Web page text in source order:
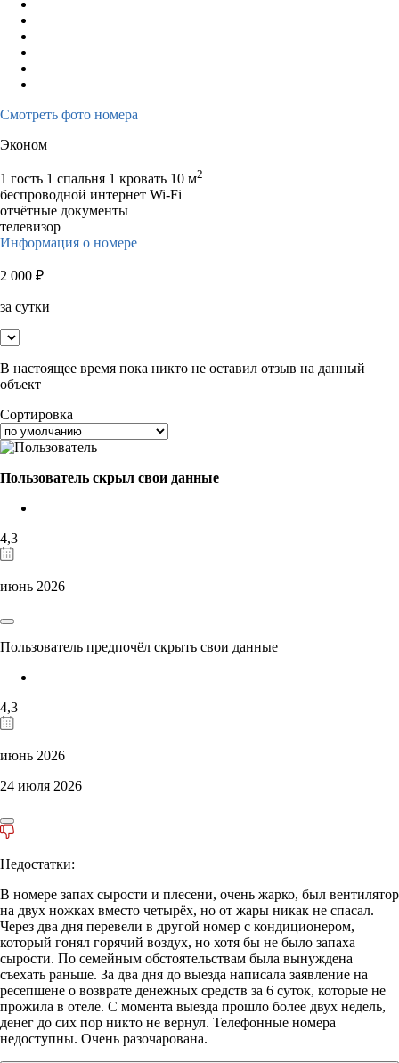
Смотреть фото номера
Эконом
1 гость 1 спальня 1 кровать 10 м2
беспроводной интернет Wi-Fi
отчётные документы
телевизор
Информация о номере
2 000 ₽
за сутки
В настоящее время пока никто не оставил отзыв на данный
объект
Сортировка
Пользователь скрыл свои данные
4,3
июнь 2026
Пользователь предпочёл скрыть свои данные
4,3
июнь 2026
24 июля 2026
Недостатки:
В номере запах сырости и плесени, очень жарко, был вентилятор
на двух ножках вместо четырёх, но от жары никак не спасал.
Через два дня перевели в другой номер с кондиционером,
который гонял горячий воздух, но хотя бы не было запаха
сырости. По семейным обстоятельствам была вынуждена
съехать раньше. За два дня до выезда написала заявление на
ресепшене о возврате денежных средств за 6 суток, которые не
прожила в отеле. С момента выезда прошло более двух недель,
денег до сих пор никто не вернул. Телефонные номера
недоступны. Очень разочарована.